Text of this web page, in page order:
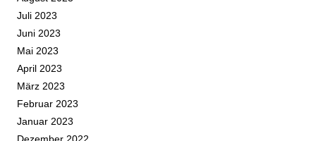
Juli 2023
Juni 2023
Mai 2023
April 2023
März 2023
Februar 2023
Januar 2023